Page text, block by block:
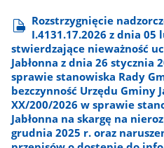
Rozstrzygnięcie
I.4131.17.2026 z dnia 05
stwierdzające nieważność
Jabłonna z dnia 26 stycznia
sprawie stanowiska Rady
bezczynność Urzędu Gminy
XX/200/2026 w sprawie
Jabłonna na skargę na
grudnia 2025 r. oraz